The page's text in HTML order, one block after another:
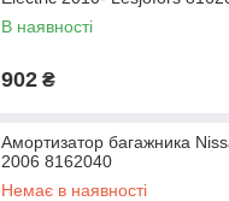
В наявності
902 ₴
Амортизатор багажника
2006 8162040
Немає в наявності